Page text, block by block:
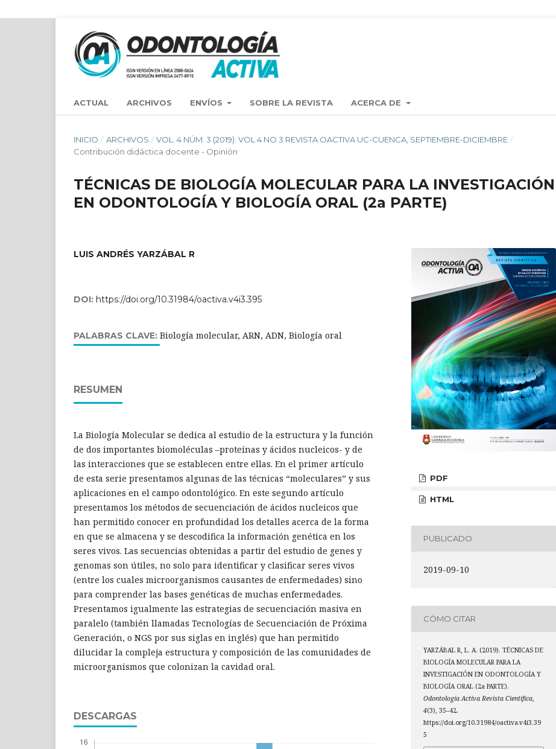
ACTUAL ARCHIVOS ENVÍOS SOBRE LA REVISTA ACERCA DE
INICIO / ARCHIVOS / VOL. 4 NÚM. 3 (2019): VOL 4 NO 3 REVISTA OACTIVA UC-CUENCA, SEPTIEMBRE-DICIEMBRE /
Contribución didáctica docente - Opinión
TÉCNICAS DE BIOLOGÍA MOLECULAR PARA LA INVESTIGACIÓN
EN ODONTOLOGÍA Y BIOLOGÍA ORAL (2a PARTE)
LUIS ANDRÉS YARZÁBAL R
DOI: https://doi.org/10.31984/oactiva.v4i3.395
PALABRAS CLAVE: Biología molecular, ARN, ADN, Biología oral
RESUMEN
La Biología Molecular se dedica al estudio de la estructura y la función
de dos importantes biomoléculas –proteínas y ácidos nucleicos- y de
las interacciones que se establecen entre ellas. En el primer artículo
de esta serie presentamos algunas de las técnicas “moleculares” y sus
aplicaciones en el campo odontológico. En este segundo artículo
presentamos los métodos de secuenciación de ácidos nucleicos que
han permitido conocer en profundidad los detalles acerca de la forma
en que se almacena y se descodifica la información genética en los
seres vivos. Las secuencias obtenidas a partir del estudio de genes y
genomas son útiles, no solo para identificar y clasificar seres vivos
(entre los cuales microorganismos causantes de enfermedades) sino
para comprender las bases genéticas de muchas enfermedades.
Presentamos igualmente las estrategias de secuenciación masiva en
paralelo (también llamadas Tecnologías de Secuenciación de Próxima
Generación, o NGS por sus siglas en inglés) que han permitido
dilucidar la compleja estructura y composición de las comunidades de
microorganismos que colonizan la cavidad oral.
DESCARGAS
PDF
HTML
PUBLICADO
2019-09-10
CÓMO CITAR
YARZÁBAL R, L. A. (2019). TÉCNICAS DE
BIOLOGÍA MOLECULAR PARA LA
INVESTIGACIÓN EN ODONTOLOGÍA Y
BIOLOGÍA ORAL (2a PARTE).
Odontología Activa Revista Científica
4(3), 35–42.
https://doi.org/10.31984/oactiva.v4i3.39
5